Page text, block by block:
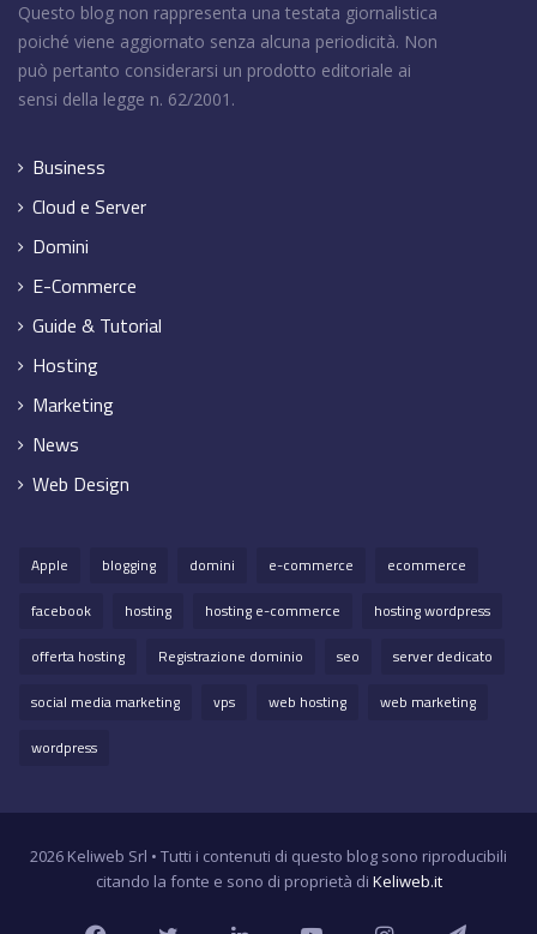
Questo blog non rappresenta una testata giornalistica
poiché viene aggiornato senza alcuna periodicità. Non
può pertanto considerarsi un prodotto editoriale ai
sensi della legge n. 62/2001.
Business
Cloud e Server
Domini
E-Commerce
Guide & Tutorial
Hosting
Marketing
News
Web Design
Apple blogging domini e-commerce
ecommerce
facebook
hosting hosting e-commerce
hosting wordpress
offerta hosting
Registrazione dominio seo
server dedicato
social media marketing
vps web hosting
web marketing
wordpress
2026 Keliweb Srl • Tutti i contenuti di questo blog sono riproducibili
citando la fonte e sono di proprietà di Keliweb.it